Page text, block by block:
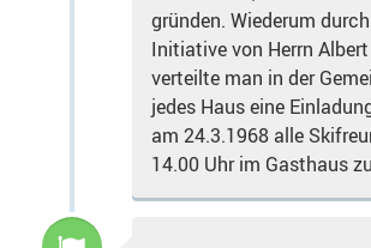
gründen. Wiederum
Initiative von Herrn
verteilte man in der
jedes Haus eine
am 24.3.1968 alle
14.00 Uhr im Gasthaus